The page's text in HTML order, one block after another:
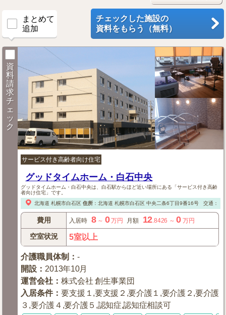
まとめて
追加
チェックした施設の
資料をもらう（無料）
資
料
請
求
チ
ェ
ッ
ク
サービス付き高齢者向け住宅
グッドタイムホーム・白石中央
グッドタイムホーム・白石中央は、白石駅からほど近い場所にある「サービス付き高齢
者向け住宅」です。
北海道 札幌市白石区 住所： 北海道 札幌市白石区中央二条6丁目9番16号 交通：【
費用 入居時 8～ 0万円 月額 12.8426 ～0 万円
空室状況 5室以上
介護職員体制 ：-
開設 ： 2013年10月
運営会社 ：株式会社 創生事業団
入居条件：要支援１,要支援２,要介護１,要介護２,要介護
３,要介護４,要介護５,認知症,認知症相談可